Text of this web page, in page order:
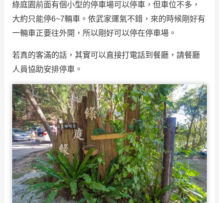
綠庭園前面有個小型的停車場可以停車，但車位不多，
大約只能停6~7輛車。依武家運氣不錯，來的時候剛好有
一輛車正要往外開，所以剛好可以停在停車場。
若真的客滿的話，其實可以直接打電話到餐廳，請餐廳
人員協助安排停車。